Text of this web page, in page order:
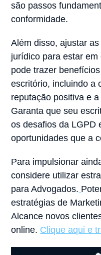
são passos
conformidade.
Além disso, ajustar
jurídico para estar
pode trazer
escritório, incluindo a
reputação positiva e
Garanta que seu
os desafios da LGPD
oportunidades que a
Para impulsionar
considere utilizar
para Advogados.
estratégias de
Alcance novos
online. Clique aqui e